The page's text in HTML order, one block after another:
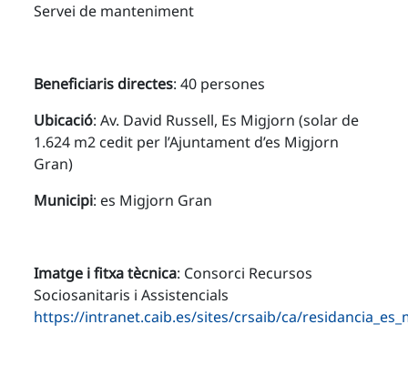
Servei de manteniment
Beneficiaris directes: 40 persones
Ubicació: Av. David Russell, Es Migjorn (solar de
1.624 m2 cedit per l’Ajuntament d’es Migjorn
Gran)
Municipi: es Migjorn Gran
Imatge i fitxa tècnica: Consorci Recursos
Sociosanitaris i Assistencials
https://intranet.caib.es/sites/crsaib/ca/